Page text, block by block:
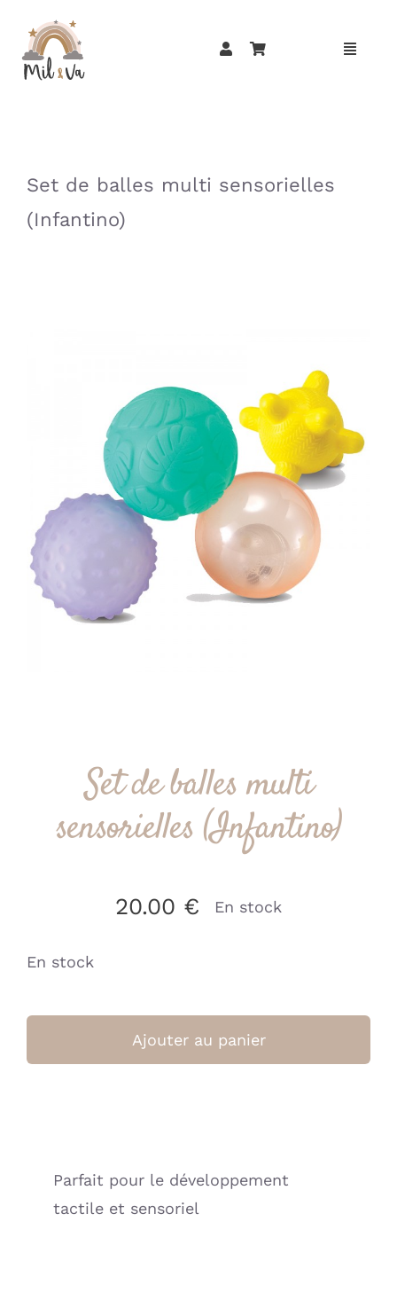
contenu
Set de balles multi sensorielles
(Infantino)
Set de balles multi
sensorielles (Infantino)
20.00 € En stock
En stock
de
(Infantino)
Ajouter au panier
Parfait pour le développement
tactile et sensoriel